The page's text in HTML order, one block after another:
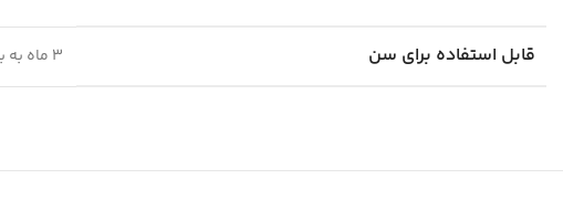
قابل استفاده برای سن 3 ماه به بعد